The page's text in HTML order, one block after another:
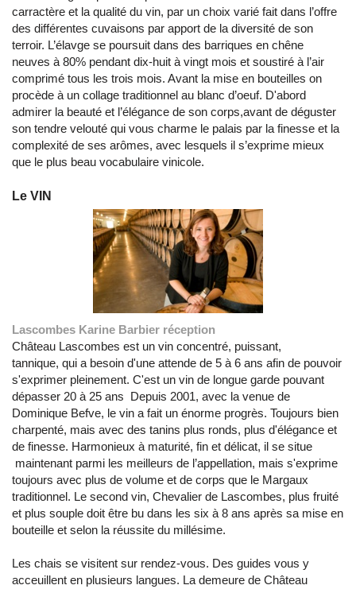
carractère et la qualité du vin, par un choix varié fait dans l’offre
des différentes cuvaisons par apport de la diversité de son
terroir. L’élavge se poursuit dans des barriques en chêne
neuves à 80% pendant dix-huit à vingt mois et soustiré à l’air
comprimé tous les trois mois. Avant la mise en bouteilles on
procède à un collage traditionnel au blanc d’oeuf. D'abord
admirer la beauté et l’élégance de son corps,avant de déguster
son tendre velouté qui vous charme le palais par la finesse et la
complexité de ses arômes, avec lesquels il s’exprime mieux
que le plus beau vocabulaire vinicole.
Le VIN
Lascombes Karine Barbier réception
Château Lascombes est un vin concentré, puissant,
tannique, qui a besoin d'une attende de 5 à 6 ans afin de pouvoir
s'exprimer pleinement. C'est un vin de longue garde pouvant
dépasser 20 à 25 ans Depuis 2001, avec la venue de
Dominique Befve, le vin a fait un énorme progrès. Toujours bien
charpenté, mais avec des tanins plus ronds, plus d'élégance et
de finesse. Harmonieux à maturité, fin et délicat, il se situe
maintenant parmi les meilleurs de l’appellation, mais s'exprime
toujours avec plus de volume et de corps que le Margaux
traditionnel. Le second vin, Chevalier de Lascombes, plus fruité
et plus souple doit être bu dans les six à 8 ans après sa mise en
bouteille et selon la réussite du millésime.
Les chais se visitent sur rendez-vous. Des guides vous y
acceuillent en plusieurs langues. La demeure de Château